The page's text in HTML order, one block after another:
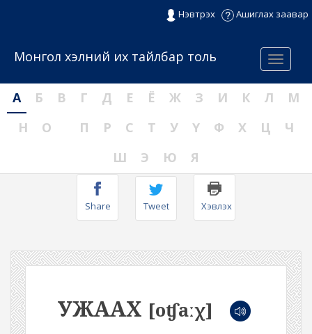
Нэвтрэх Ашиглах заавар
Menu
Монгол хэлний их тайлбар толь
А Б В Г Д Е Ё Ж З И К Л
М
Н
О П Р С Т У Ү Ф Х Ц
Ч
Ш
Э Ю Я
Share Tweet Хэвлэх
УЖААХ [oʧaːχ]